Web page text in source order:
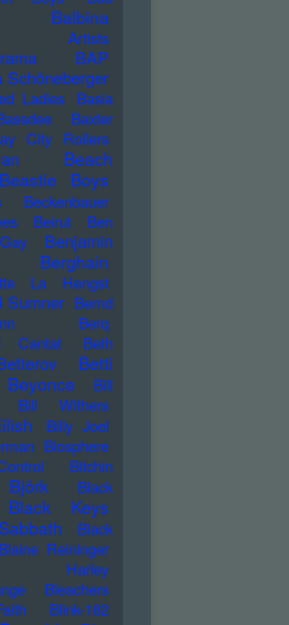
Balbina
Artists
BAP
Schöneberger
Ladies
Basia
Baxter
City Rollers
Beach
Beastie Boys
Beckenbauer
Beirut
Ben
Benjamin
Berghain
La Hengst
Sumner Bernd
Berq
Cantat
Beth
Betti
Beyonce
Bill
Bill Withers
Billy Joel
Biosphere
Bitchin
Björk
Black
Black Keys
Black
Blaine Reininger
Harley
Bleachers
Blink-182